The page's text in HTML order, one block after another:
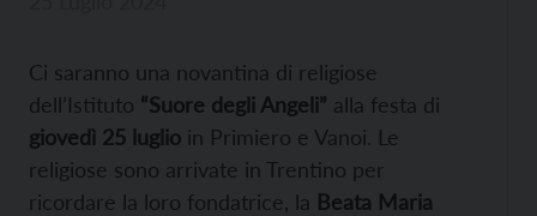
Ci saranno una novantina di religiose
dell’Istituto “Suore degli Angeli” alla festa di
giovedì 25 luglio in Primiero e Vanoi. Le
religiose sono arrivate in Trentino per
ricordare la loro fondatrice, la Beata Maria